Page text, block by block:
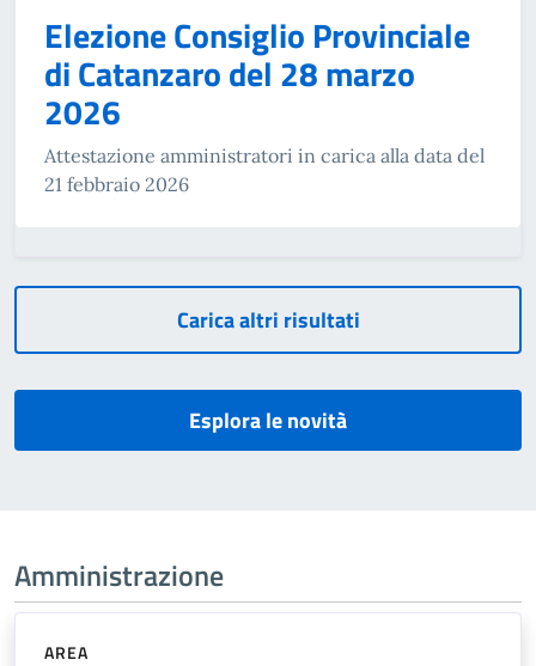
Elezione Consiglio Provinciale
di Catanzaro del 28 marzo
2026
Attestazione amministratori in carica alla data del
21 febbraio 2026
Carica altri risultati
Esplora le novità
Amministrazione
AREA